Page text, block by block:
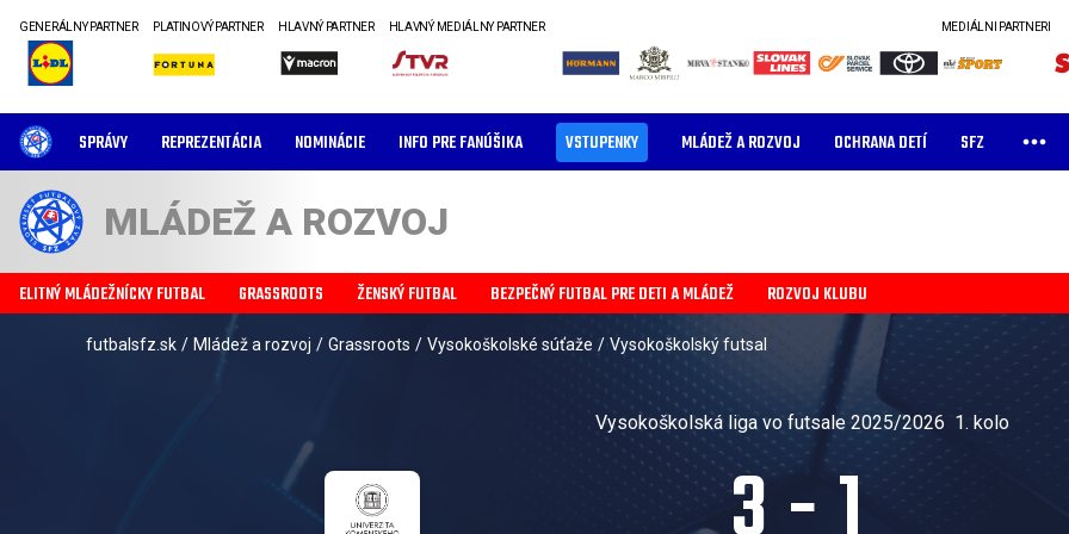
GENERÁLNY PARTNER PLATINOVÝ PARTNER HLAVNÝ PARTNER HLAVNÝ MEDIÁLNY PARTNER MEDIÁLNI PARTNERI
SPRÁVY REPREZENTÁCIA NOMINÁCIE INFO PRE FANÚŠIKA VSTUPENKY MLÁDEŽ A ROZVOJ OCHRANA DETÍ SFZ
MLÁDEŽ A ROZVOJ
ELITNÝ MLÁDEŽNÍCKY FUTBAL GRASSROOTS ŽENSKÝ FUTBAL BEZPEČNÝ FUTBAL PRE DETI A MLÁDEŽ ROZVOJ KLUBU
futbalsfz.sk / Mládež a rozvoj / Grassroots / Vysokoškolské súťaže / Vysokoškolský futsal
Vysokoškolská liga vo futsale 2025/2026 1. kolo
3- 1